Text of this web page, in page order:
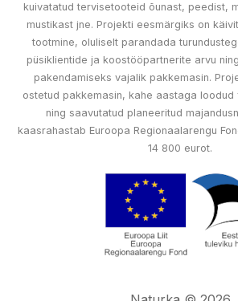
kuivatatud tervisetooteid õunast, peedist,
mustikast jne. Projekti eesmärgiks on
tootmine, oluliselt parandada
püsiklientide ja koostööpartnerite arvu
pakendamiseks vajalik pakkemasin.
ostetud pakkemasin, kahe aastaga loodud
ning saavutatud planeeritud
kaasrahastab Euroopa Regionaalarengu
14 800 eurot.